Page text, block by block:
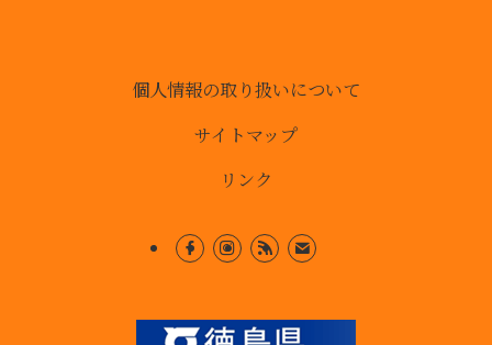
個人情報の取り扱いについて
サイトマップ
リンク